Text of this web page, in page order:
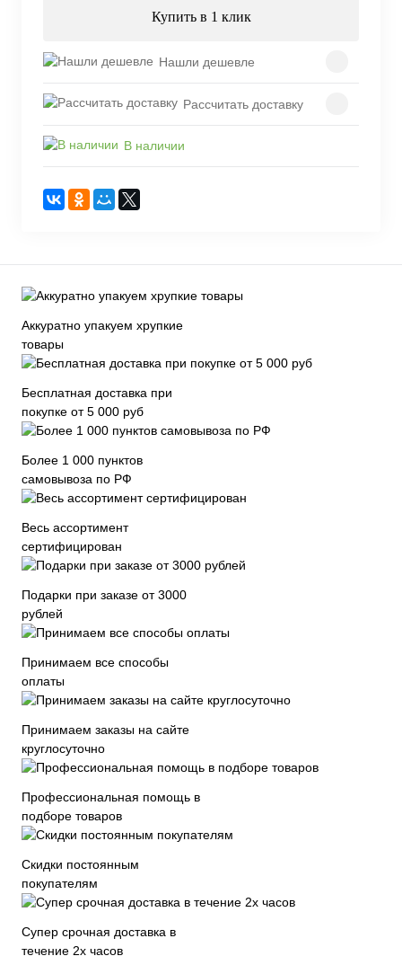
Купить в 1 клик
Нашли дешевле
Рассчитать доставку
В наличии
Аккуратно упакуем хрупкие
товары
Бесплатная доставка при
покупке от 5 000 руб
Более 1 000 пунктов
самовывоза по РФ
Весь ассортимент
сертифицирован
Подарки при заказе от 3000
рублей
Принимаем все способы
оплаты
Принимаем заказы на сайте
круглосуточно
Профессиональная помощь в
подборе товаров
Скидки постоянным
покупателям
Супер срочная доставка в
течение 2х часов